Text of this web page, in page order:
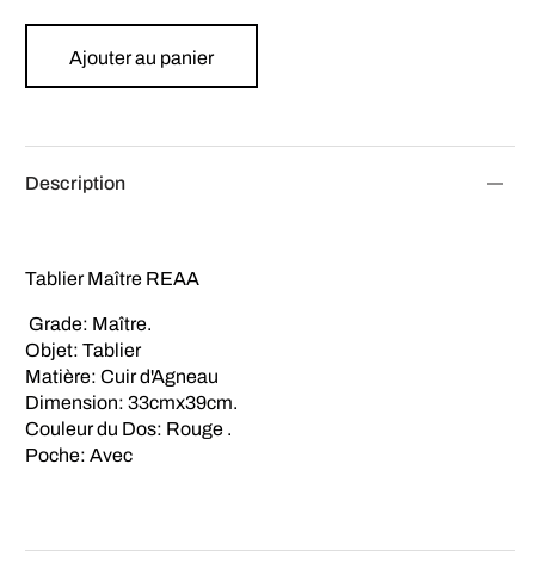
Ajouter au panier
Description
Tablier Maître REAA
Grade: Maître.
Objet: Tablier
Matière: Cuir d'Agneau
Dimension: 33cmx39cm.
Couleur du Dos: Rouge .
Poche: Avec